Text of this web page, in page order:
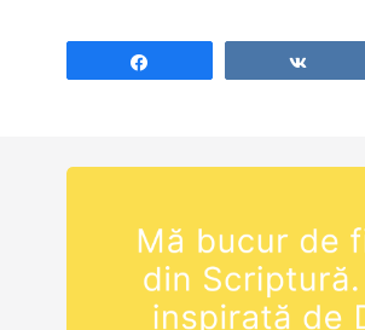
sunt antrenamentele de
fitness cu studiu biblic. La
desfășoară într-o clădire